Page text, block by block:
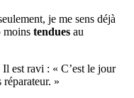
je me sens déjà
moins tendues au
Il est ravi : « C’est le jour
réparateur. »